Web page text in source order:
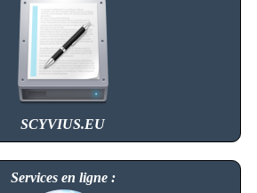
SCYVIUS.EU
Services en ligne :